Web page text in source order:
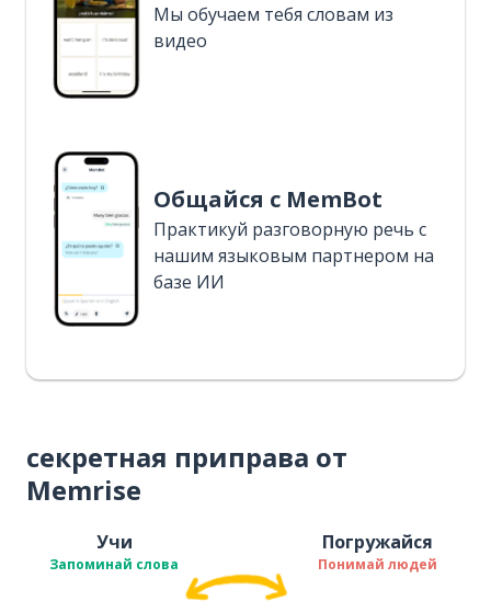
Мы обучаем тебя словам из
видео
Общайся с MemBot
Практикуй разговорную речь с
нашим языковым партнером на
базе ИИ
секретная приправа от
Memrise
Учи
Запоминай слова
Погружайся
Понимай людей